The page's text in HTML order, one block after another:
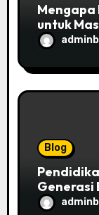
untuk
Blog
Generasi